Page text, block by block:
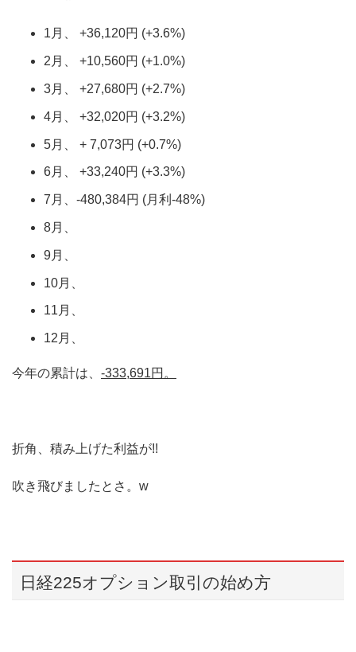
1月、 +36,120円 (+3.6%)
2月、 +10,560円 (+1.0%)
3月、 +27,680円 (+2.7%)
4月、 +32,020円 (+3.2%)
5月、 + 7,073円 (+0.7%)
6月、 +33,240円 (+3.3%)
7月、-480,384円 (月利-48%)
8月、
9月、
10月、
11月、
12月、
今年の累計は、 -333,691円。
折角、積み上げた利益が!!
吹き飛びましたとさ。w
日経225オプション取引の始め方